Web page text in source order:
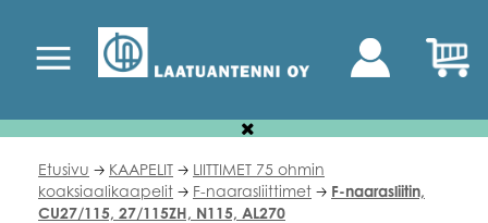
Etusivu 🡢 KAAPELIT 🡢 LIITTIMET 75 ohmin
koaksiaalikaapelit 🡢 F-naarasliittimet 🡢 F-naarasliitin,
CU27/115, 27/115ZH, N115, AL270